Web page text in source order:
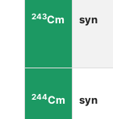
243Cm syn
244Cm syn